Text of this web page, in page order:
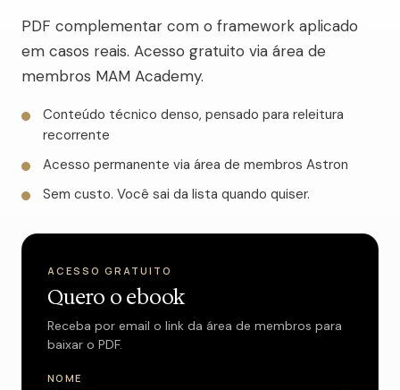
PDF complementar com o framework aplicado
em casos reais. Acesso gratuito via área de
membros MAM Academy.
Conteúdo técnico denso, pensado para releitura
recorrente
Acesso permanente via área de membros Astron
Sem custo. Você sai da lista quando quiser.
ACESSO GRATUITO
Quero o ebook
Receba por email o link da área de membros para
baixar o PDF.
NOME